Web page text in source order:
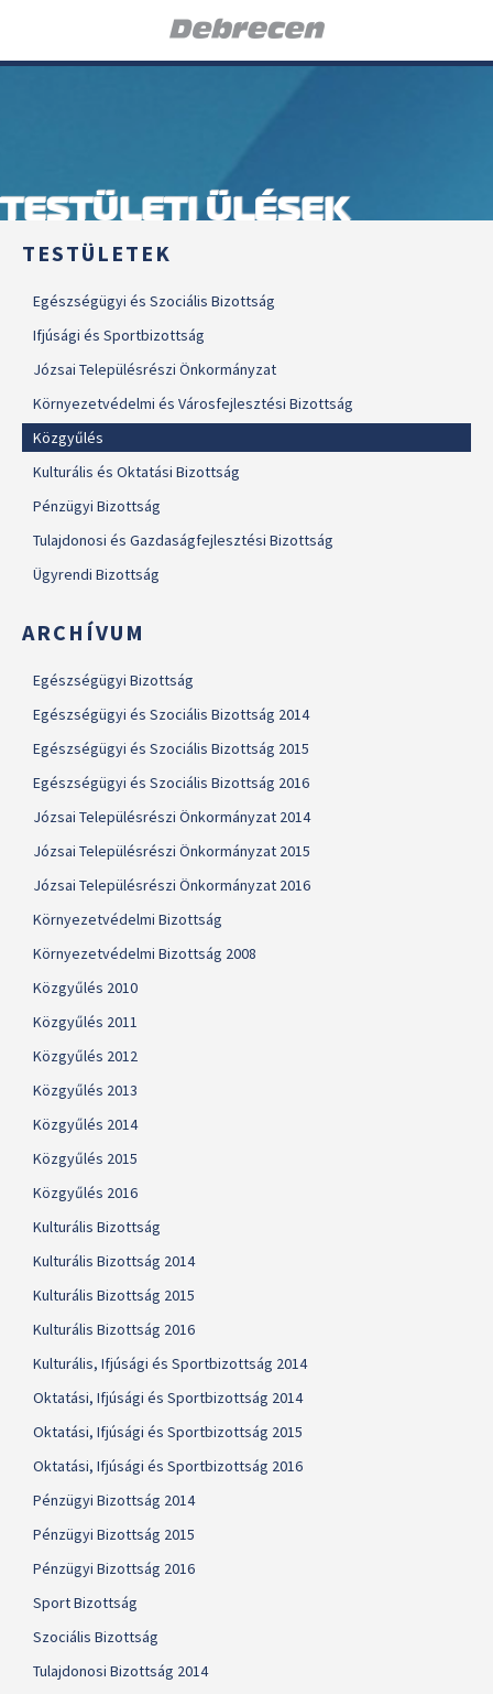
TESTÜLETI ÜLÉSEK
TESTÜLETEK
Egészségügyi és Szociális Bizottság
Ifjúsági és Sportbizottság
Józsai Településrészi Önkormányzat
Környezetvédelmi és Városfejlesztési Bizottság
Közgyűlés
Kulturális és Oktatási Bizottság
Pénzügyi Bizottság
Tulajdonosi és Gazdaságfejlesztési Bizottság
Ügyrendi Bizottság
ARCHÍVUM
Egészségügyi Bizottság
Egészségügyi és Szociális Bizottság 2014
Egészségügyi és Szociális Bizottság 2015
Egészségügyi és Szociális Bizottság 2016
Józsai Településrészi Önkormányzat 2014
Józsai Településrészi Önkormányzat 2015
Józsai Településrészi Önkormányzat 2016
Környezetvédelmi Bizottság
Környezetvédelmi Bizottság 2008
Közgyűlés 2010
Közgyűlés 2011
Közgyűlés 2012
Közgyűlés 2013
Közgyűlés 2014
Közgyűlés 2015
Közgyűlés 2016
Kulturális Bizottság
Kulturális Bizottság 2014
Kulturális Bizottság 2015
Kulturális Bizottság 2016
Kulturális, Ifjúsági és Sportbizottság 2014
Oktatási, Ifjúsági és Sportbizottság 2014
Oktatási, Ifjúsági és Sportbizottság 2015
Oktatási, Ifjúsági és Sportbizottság 2016
Pénzügyi Bizottság 2014
Pénzügyi Bizottság 2015
Pénzügyi Bizottság 2016
Sport Bizottság
Szociális Bizottság
Tulajdonosi Bizottság 2014